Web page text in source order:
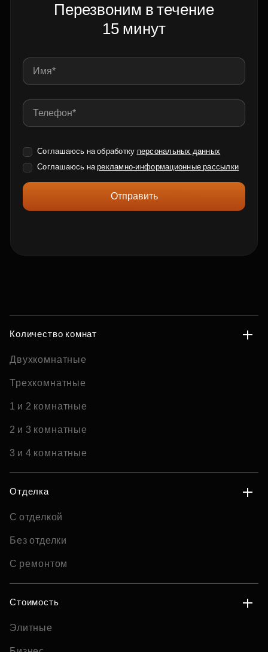
Перезвоним в течение
15 минут
Соглашаюсь на обработку персональных данных
Соглашаюсь нарекламно-информационные рассылки
Отправить
Количество комнат
Двухкомнатные
Трехкомнатные
1 и 2 комнатные
2 и 3 комнатные
3 и 4 комнатные
Отделка
С отделкой
Без отделки
С ремонтом
Стоимость
Элитные